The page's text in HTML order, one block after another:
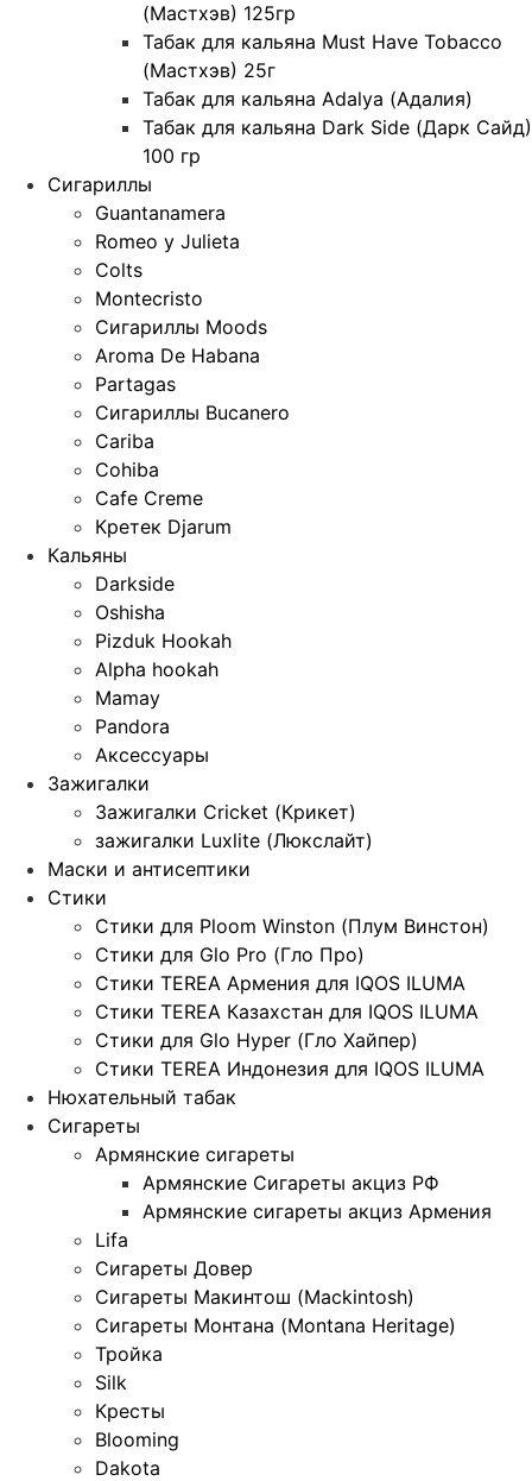
(Мастхэв) 125гр
Табак для кальяна Must Have Tobacco
(Мастхэв) 25г
Табак для кальяна Adalya (Адалия)
Табак для кальяна Dark Side (Дарк Сайд)
100 гр
Сигариллы
Guantanamera
Romeo y Julieta
Colts
Montecristo
Сигариллы Moods
Aroma De Habana
Partagas
Сигариллы Bucanero
Cariba
Cohiba
Cafe Creme
Кретек Djarum
Кальяны
Darkside
Oshisha
Pizduk Hookah
Alpha hookah
Mamay
Pandora
Аксессуары
Зажигалки
Зажигалки Cricket (Крикет)
зажигалки Luxlite (Люкслайт)
Маски и антисептики
Стики
Стики для Ploom Winston (Плум Винстон)
Стики для Glo Pro (Гло Про)
Стики TEREA Армения для IQOS ILUMA
Стики TEREA Казахстан для IQOS ILUMA
Стики для Glo Hyper (Гло Хайпер)
Стики TEREA Индонезия для IQOS ILUMA
Нюхательный табак
Сигареты
Армянские сигареты
Армянские Сигареты акциз РФ
Армянские сигареты акциз Армения
Lifa
Сигареты Довер
Сигареты Макинтош (Mackintosh)
Сигареты Монтана (Montana Heritage)
Тройка
Silk
Кресты
Blooming
Dakota